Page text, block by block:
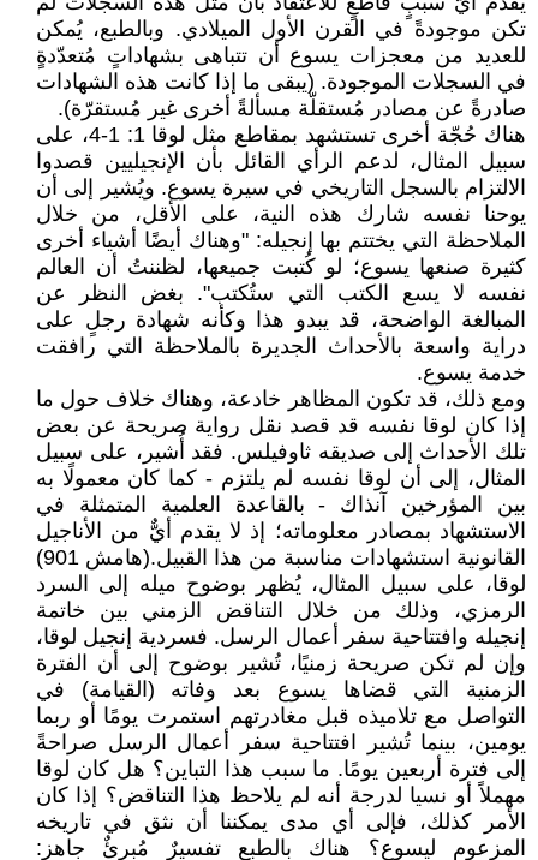
تكن موجودةً في القرن الأول الميلادي. وبالطبع، يُمكن
للعديد من معجزات يسوع أن تتباهى بشهاداتٍ مُتعدّدةٍ
في السجلات الموجودة. (يبقى ما إذا كانت هذه الشهادات
صادرةً عن مصادر مُستقلّة مسألةً أخرى غير مُستقرّة).
هناك حُجّة أخرى تستشهد بمقاطع مثل لوقا 1: 1-4، على
سبيل المثال، لدعم الرأي القائل بأن الإنجيليين قصدوا
الالتزام بالسجل التاريخي في سيرة يسوع. ويُشير إلى أن
يوحنا نفسه شارك هذه النية، على الأقل، من خلال
الملاحظة التي يختتم بها إنجيله: "وهناك أيضًا أشياء أخرى
كثيرة صنعها يسوع؛ لو كُتبت جميعها، لظننتُ أن العالم
نفسه لا يسع الكتب التي ستُكتب". بغض النظر عن
المبالغة الواضحة، قد يبدو هذا وكأنه شهادة رجلٍ على
دراية واسعة بالأحداث الجديرة بالملاحظة التي رافقت
خدمة يسوع.
ومع ذلك، قد تكون المظاهر خادعة، وهناك خلاف حول ما
إذا كان لوقا نفسه قد قصد نقل رواية صريحة عن بعض
تلك الأحداث إلى صديقه ثاوفيلس. فقد أُشير، على سبيل
المثال، إلى أن لوقا نفسه لم يلتزم - كما كان معمولًا به
بين المؤرخين آنذاك - بالقاعدة العلمية المتمثلة في
الاستشهاد بمصادر معلوماته؛ إذ لا يقدم أيٌّ من الأناجيل
القانونية استشهادات مناسبة من هذا القبيل.(هامش 901)
لوقا، على سبيل المثال، يُظهر بوضوح ميله إلى السرد
الرمزي، وذلك من خلال التناقض الزمني بين خاتمة
إنجيله وافتتاحية سفر أعمال الرسل. فسردية إنجيل لوقا،
وإن لم تكن صريحة زمنيًا، تُشير بوضوح إلى أن الفترة
الزمنية التي قضاها يسوع بعد وفاته (القيامة) في
التواصل مع تلاميذه قبل مغادرتهم استمرت يومًا أو ربما
يومين، بينما تُشير افتتاحية سفر أعمال الرسل صراحةً
إلى فترة أربعين يومًا. ما سبب هذا التباين؟ هل كان لوقا
مهملاً أو نسيا لدرجة أنه لم يلاحظ هذا التناقض؟ إذا كان
الأمر كذلك، فإلى أي مدى يمكننا أن نثق في تاريخه
المزعوم ليسوع؟ هناك بالطبع تفسيرٌ مُبرئٌ جاهز: